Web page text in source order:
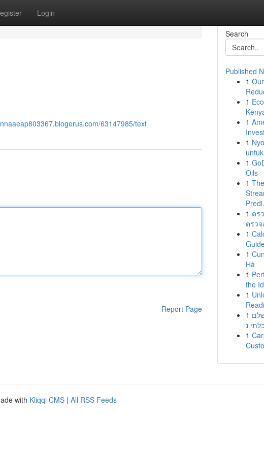
Login
63147985/text
Report Page
Search
Published
1
1
1
1
1
Oils
1
1 ตร
ตรว
1
1
Hà
1
the
1
1
1
with Kliqqi CMS | All RSS Feeds